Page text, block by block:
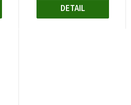
DETAIL